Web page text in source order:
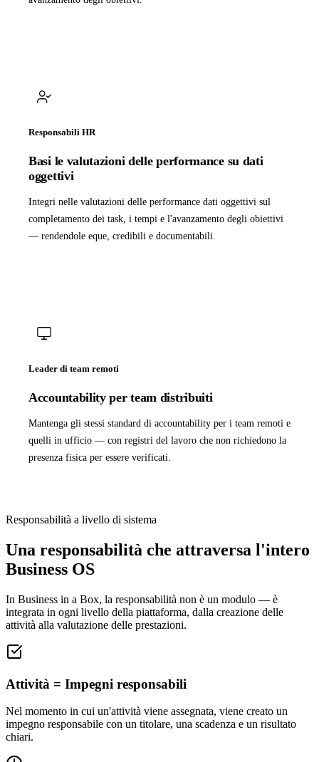
Responsabili HR
Basi le valutazioni delle performance su dati
oggettivi
Integri nelle valutazioni delle performance dati oggettivi sul
completamento dei task, i tempi e l'avanzamento degli obiettivi
— rendendole eque, credibili e documentabili.
Leader di team remoti
Accountability per team distribuiti
Mantenga gli stessi standard di accountability per i team remoti e
quelli in ufficio — con registri del lavoro che non richiedono la
presenza fisica per essere verificati.
Responsabilità a livello di sistema
Una responsabilità che attraversa l'intero
Business OS
In Business in a Box, la responsabilità non è un modulo — è
integrata in ogni livello della piattaforma, dalla creazione delle
attività alla valutazione delle prestazioni.
Attività = Impegni responsabili
Nel momento in cui un'attività viene assegnata, viene creato un
impegno responsabile con un titolare, una scadenza e un risultato
chiari.